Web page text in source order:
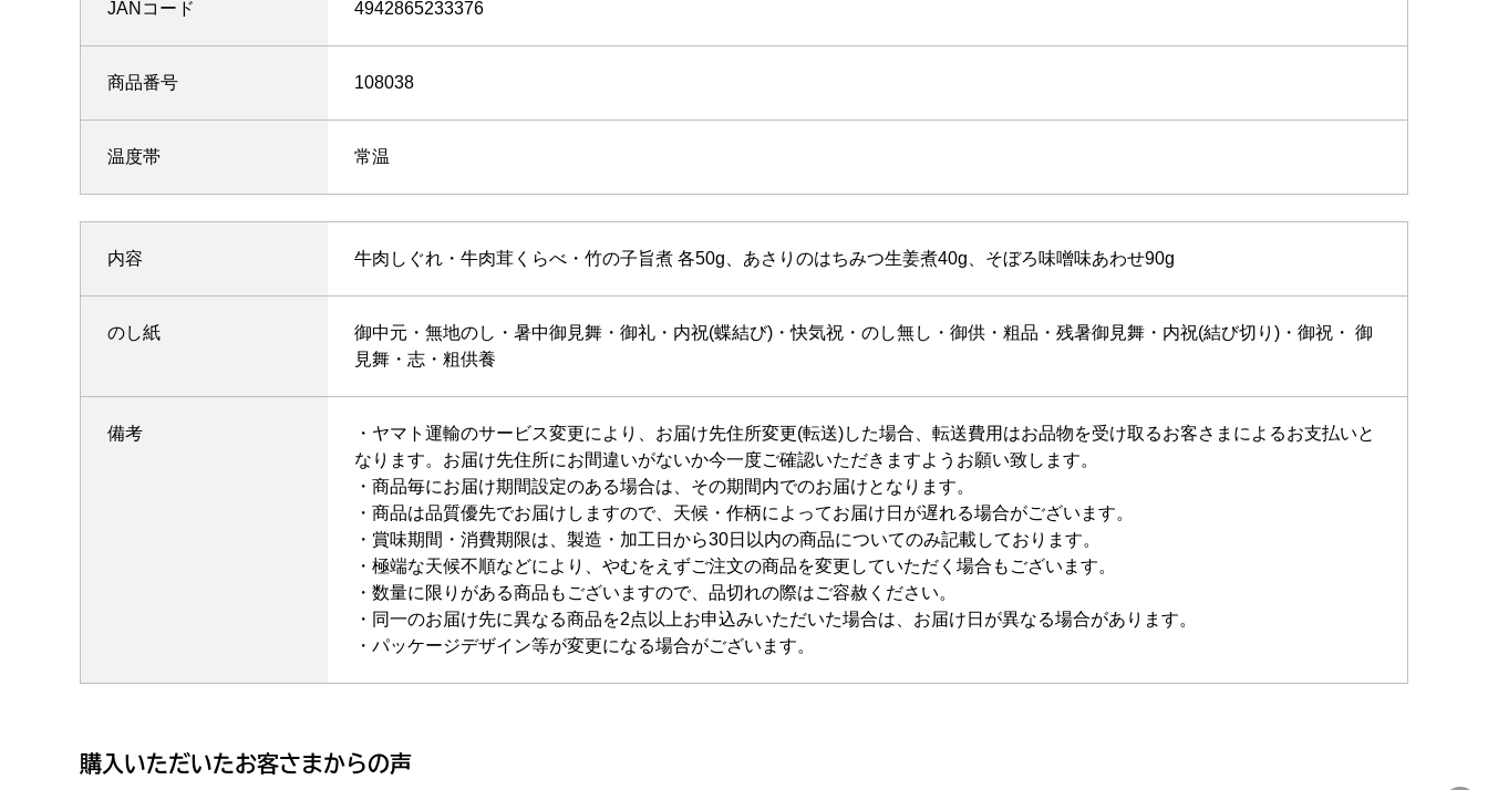
JANコード 4942865233376
商品番号 108038
温度帯 常温
内容 牛肉しぐれ・牛肉茸くらべ・竹の子旨煮 各50g、あさりのはちみつ生姜煮40g、そぼろ味噌味あわせ90g
のし紙
御中元・無地のし・暑中御見舞・御礼・内祝(蝶結び)・快気祝・のし無し・御供・粗品・残暑御見舞・内祝(結び切り)・御祝・ 御
見舞・志・粗供養
備考
・ヤマト運輸のサービス変更により、お届け先住所変更(転送)した場合、転送費用はお品物を受け取るお客さまによるお支払いと
なります。お届け先住所にお間違いがないか今一度ご確認いただきますようお願い致します。
・商品毎にお届け期間設定のある場合は、その期間内でのお届けとなります。
・商品は品質優先でお届けしますので、天候・作柄によってお届け日が遅れる場合がございます。
・賞味期間・消費期限は、製造・加工日から30日以内の商品についてのみ記載しております。
・極端な天候不順などにより、やむをえずご注文の商品を変更していただく場合もございます。
・数量に限りがある商品もございますので、品切れの際はご容赦ください。
・同一のお届け先に異なる商品を2点以上お申込みいただいた場合は、お届け日が異なる場合があります。
・パッケージデザイン等が変更になる場合がございます。
購入いただいたお客さまからの声